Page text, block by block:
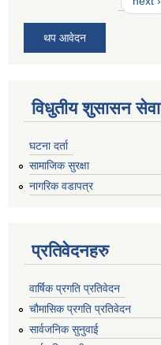
थप आवेदन
विधुतीय शुसासन सेवा
घटना दर्ता
सामाजिक सुरक्षा
नागरिक वडापत्र
प्रतिवेदनहरु
वार्षिक प्रगति प्रतिवेदन
चौमासिक प्रगति प्रतिवेदन
सार्वजनिक सुनुवाई